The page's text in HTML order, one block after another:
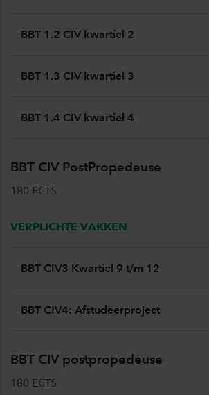
BBT 1.2 CIV kwartiel 2
BBT 1.3 CIV kwartiel 3
BBT 1.4 CIV kwartiel 4
BBT CIV PostPropedeuse
180 ECTS
VERPLICHTE VAKKEN
BBT CIV3 Kwartiel 9 t/m 12
BBT CIV4: Afstudeerproject
BBT CIV postpropedeuse
180 ECTS